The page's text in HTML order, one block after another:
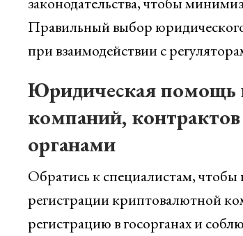
Правильный выбор
при взаимодействии с
Юридическая помощь
компаний,
органами
Обратись к специалистам, чтобы
регистрации криптовалютной
регистрацию в госорганах и